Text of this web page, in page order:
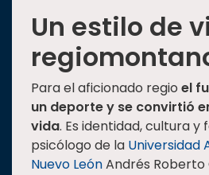
Un estilo de
Para el aficionado regio el
un deporte y se convirtió
vida. Es identidad, cultura y
psicólogo de la Universidad
Nuevo LeónAndrés